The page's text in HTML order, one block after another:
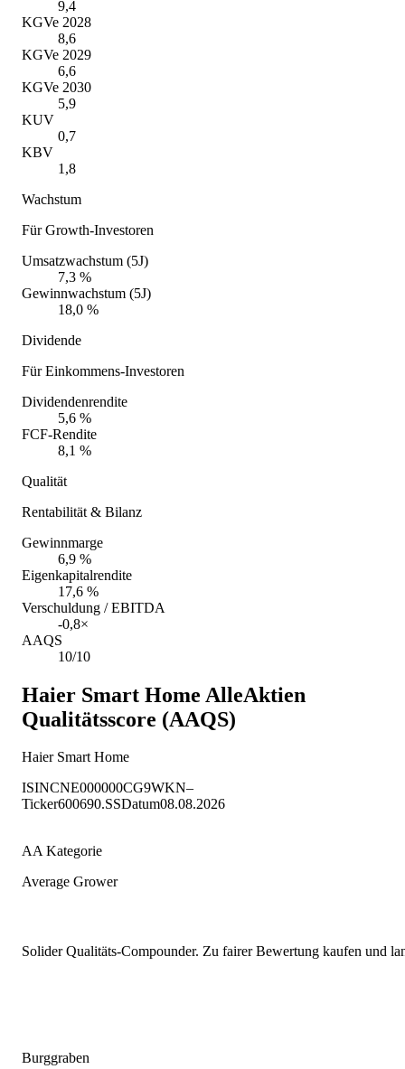
9,4
KGVe 2028
8,6
KGVe 2029
6,6
KGVe 2030
5,9
KUV
0,7
KBV
1,8
Wachstum
Für Growth-Investoren
Umsatzwachstum (5J)
7,3 %
Gewinnwachstum (5J)
18,0 %
Dividende
Für Einkommens-Investoren
Dividendenrendite
5,6 %
FCF-Rendite
8,1 %
Qualität
Rentabilität & Bilanz
Gewinnmarge
6,9 %
Eigenkapitalrendite
17,6 %
Verschuldung / EBITDA
-0,8×
AAQS
10/10
Haier Smart Home AlleAktien
Qualitätsscore (AAQS)
Haier Smart Home
ISINCNE000000CG9WKN–
Ticker600690.SSDatum08.08.2026
AA Kategorie
Average Grower
Solider Qualitäts-Compounder. Zu fairer Bewertung kaufen und
Burggraben